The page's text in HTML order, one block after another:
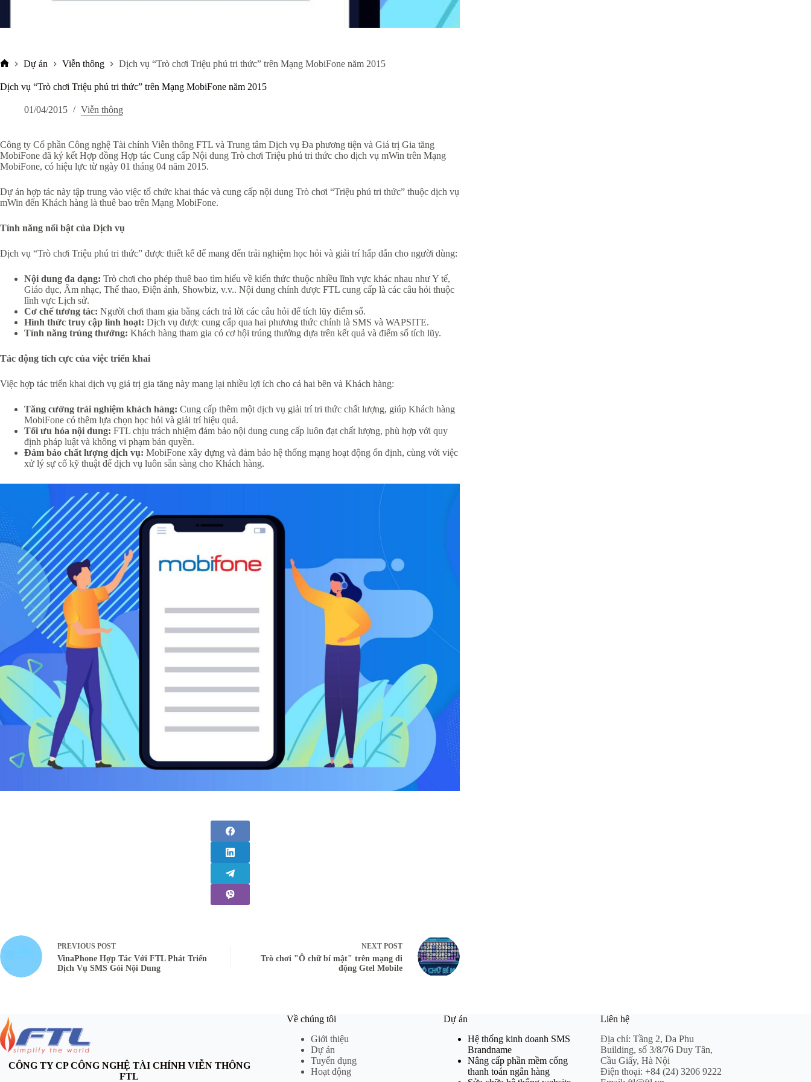
chủ
Dự án Viễn thông Dịch vụ “Trò chơi Triệu phú tri thức” trên Mạng MobiFone năm 2015
Dịch vụ “Trò chơi Triệu phú tri thức” trên Mạng MobiFone năm 2015
01/04/2015 Viễn thông
Công ty Cổ phần Công nghệ Tài chính Viễn thông FTL và Trung tâm Dịch vụ Đa phương tiện và Giá trị Gia tăng
MobiFone đã ký kết Hợp đồng Hợp tác Cung cấp Nội dung Trò chơi Triệu phú tri thức cho dịch vụ mWin trên Mạng
MobiFone, có hiệu lực từ ngày 01 tháng 04 năm 2015.
Dự án hợp tác này tập trung vào việc tổ chức khai thác và cung cấp nội dung Trò chơi “Triệu phú tri thức” thuộc dịch vụ
mWin đến Khách hàng là thuê bao trên Mạng MobiFone.
Tính năng nổi bật của Dịch vụ
Dịch vụ “Trò chơi Triệu phú tri thức” được thiết kế để mang đến trải nghiệm học hỏi và giải trí hấp dẫn cho người dùng:
Nội dung đa dạng: Trò chơi cho phép thuê bao tìm hiểu về kiến thức thuộc nhiều lĩnh vực khác nhau như Y tế,
Giáo dục, Âm nhạc, Thể thao, Điện ảnh, Showbiz, v.v.. Nội dung chính được FTL cung cấp là các câu hỏi thuộc
lĩnh vực Lịch sử.
Cơ chế tương tác: Người chơi tham gia bằng cách trả lời các câu hỏi để tích lũy điểm số.
Hình thức truy cập linh hoạt: Dịch vụ được cung cấp qua hai phương thức chính là SMS và WAPSITE.
Tính năng trúng thưởng: Khách hàng tham gia có cơ hội trúng thưởng dựa trên kết quả và điểm số tích lũy.
Tác động tích cực của việc triển khai
Việc hợp tác triển khai dịch vụ giá trị gia tăng này mang lại nhiều lợi ích cho cả hai bên và Khách hàng:
Tăng cường trải nghiệm khách hàng: Cung cấp thêm một dịch vụ giải trí tri thức chất lượng, giúp Khách hàng
MobiFone có thêm lựa chọn học hỏi và giải trí hiệu quả.
Tối ưu hóa nội dung: FTL chịu trách nhiệm đảm bảo nội dung cung cấp luôn đạt chất lượng, phù hợp với quy
định pháp luật và không vi phạm bản quyền.
Đảm bảo chất lượng dịch vụ: MobiFone xây dựng và đảm bảo hệ thống mạng hoạt động ổn định, cùng với việc
xử lý sự cố kỹ thuật để dịch vụ luôn sẵn sàng cho Khách hàng.
PREVIOUS POST
VinaPhone Hợp Tác Với FTL Phát Triển
Dịch Vụ SMS Gói Nội Dung
NEXTPOST
Trò chơi "Ô chữ bí mật" trên mạng di
động Gtel Mobile
CÔNG TY CP CÔNG NGHỆ TÀI CHÍNH VIỄN THÔNG
FTL
Về chúng tôi
Giới thiệu
Dự án
Tuyển dụng
Hoạt động
Dự án
Hệ thống kinh doanh SMS
Brandname
Nâng cấp phần mềm cổng
thanh toán ngân hàng
Liên hệ
Địa chỉ:Tầng 2, Da Phu
Building, số 3/8/76 Duy Tân,
Cầu Giấy, Hà Nội
Điện thoại:+84 (24) 3206 9222